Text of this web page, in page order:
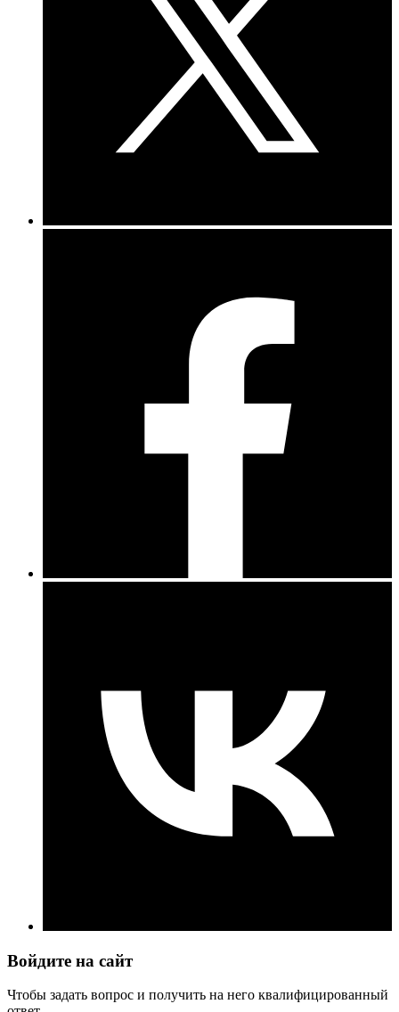
Войдите на сайт
Чтобы задать вопрос и получить на него квалифицированный